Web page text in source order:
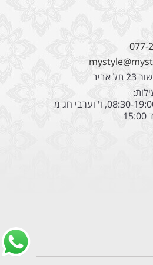
077-
אביב
א' - ה': 08:30-19:00, ו' וערבי חג מ